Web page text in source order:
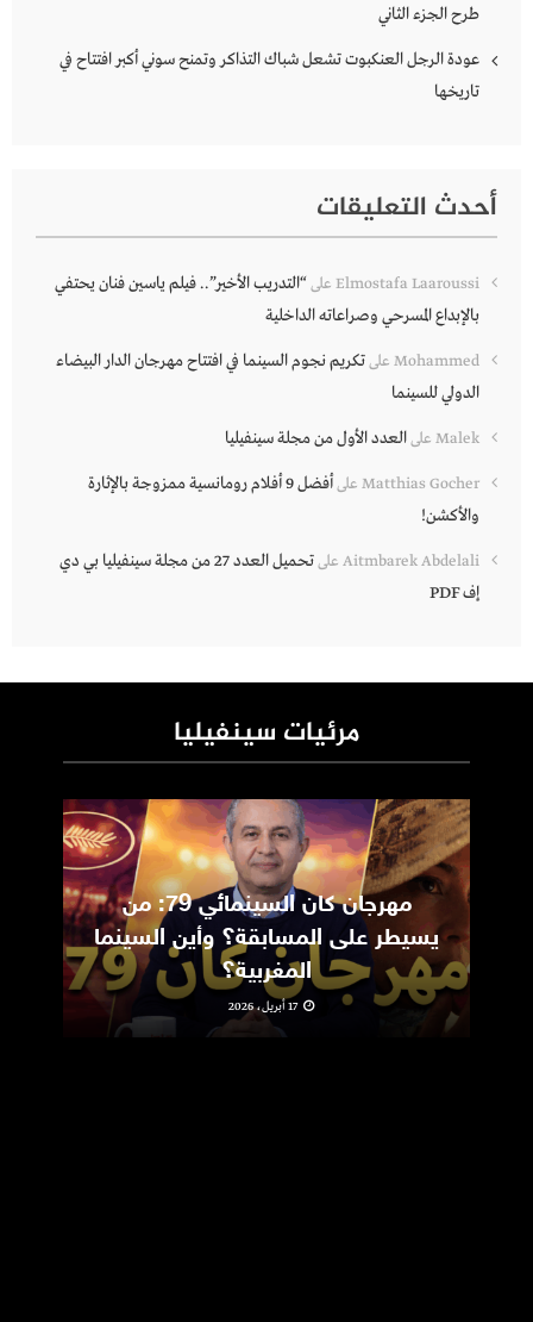
طرح الجزء الثاني
عودة الرجل العنكبوت تشعل شباك التذاكر وتمنح سوني أكبر افتتاح في
تاريخها
أحدث التعليقات
Elmostafa Laaroussi على“التدريب الأخير”.. فيلم ياسين فنان يحتفي
بالإبداع المسرحي وصراعاته الداخلية
Mohammed علىتكريم نجوم السينما في افتتاح مهرجان الدار البيضاء
الدولي للسينما
Malek علىالعدد الأول من مجلة سينفيليا
Matthias Gocher على
أفضل 9 أفلام رومانسية ممزوجة بالإثارة
والأكشن!
Aitmbarek Abdelali على
تحميل العدد 27 من مجلة سينفيليا بي دي
إف PDF
مرئيات سينفيليا
مهرجان كان السينمائي 79: من
يسيطر على المسابقة؟ وأين السينما
المغربية؟
17 أبريل، 2026